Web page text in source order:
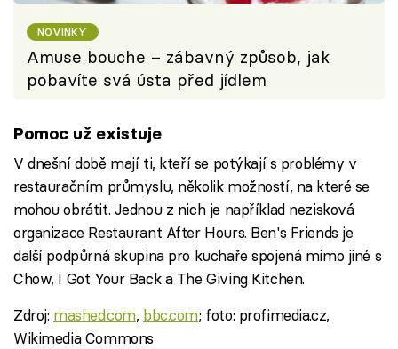
NOVINKY
Amuse bouche – zábavný způsob, jak
pobavíte svá ústa před jídlem
Pomoc už existuje
V dnešní době mají ti, kteří se potýkají s problémy v
restauračním průmyslu, několik možností, na které se
mohou obrátit. Jednou z nich je například nezisková
organizace Restaurant After Hours. Ben's Friends je
další podpůrná skupina pro kuchaře spojená mimo jiné s
Chow, I Got Your Back a The Giving Kitchen.
Zdroj: mashed.com, bbc.com; foto: profimedia.cz,
Wikimedia Commons